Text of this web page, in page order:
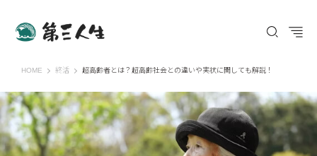
HOME 第三人生 〜寄り道の歩き方〜
終活 超高齢者とは？超高齢社会との違いや実状に関しても解説！